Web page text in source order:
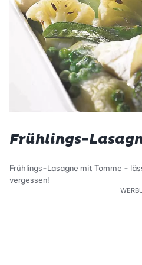
Frühlings-
Frühlings-Lasagne mit Tomme -
vergessen!